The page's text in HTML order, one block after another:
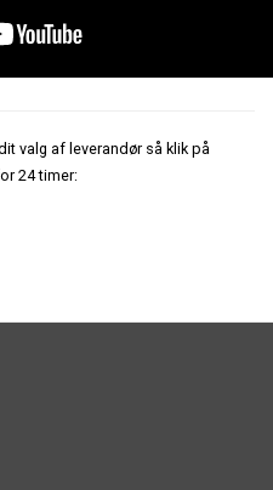
valg af leverandør så klik på
24 timer: